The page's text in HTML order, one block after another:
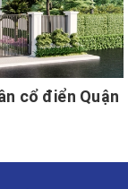
cổ điển Quận